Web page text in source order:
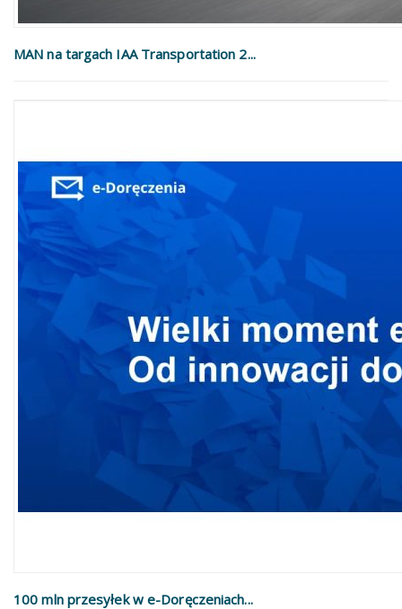
MAN na targach IAA Transportation 2...
100 mln przesyłek w e-Doręczeniach...